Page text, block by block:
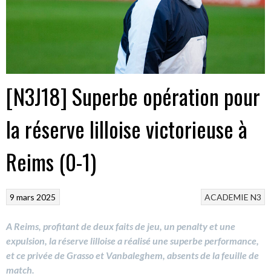
[N3J18] Superbe opération pour
la réserve lilloise victorieuse à
Reims (0-1)
ACADEMIE N3
9 mars 2025
A Reims, profitant de deux faits de jeu, un penalty et une
expulsion, la réserve lilloise a réalisé une superbe performance,
et ce privée de Grasso et Vanbaleghem, absents de la feuille de
match.